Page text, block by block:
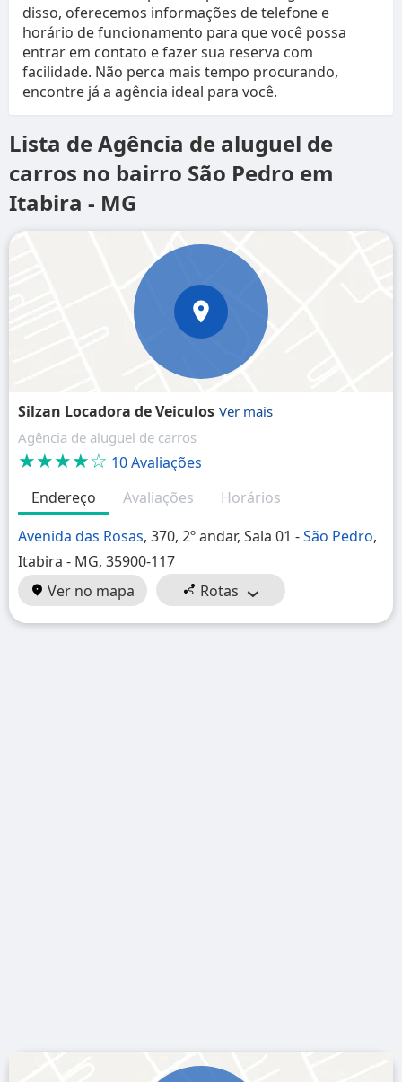
disso, oferecemos informações de telefone e
horário de funcionamento para que você possa
entrar em contato e fazer sua reserva com
facilidade. Não perca mais tempo procurando,
encontre já a agência ideal para você.
Lista de Agência de aluguel de
carros no bairro São Pedro em
Itabira - MG
Silzan Locadora de Veiculos
Agência de aluguel de carros
★★★★☆ 10 Avaliações
Endereço
Avaliações
Horários
Avenida das Rosas, 370, 2º andar, Sala 01 -São Pedro,
Itabira - MG, 35900-117
Ver no mapa
Rotas